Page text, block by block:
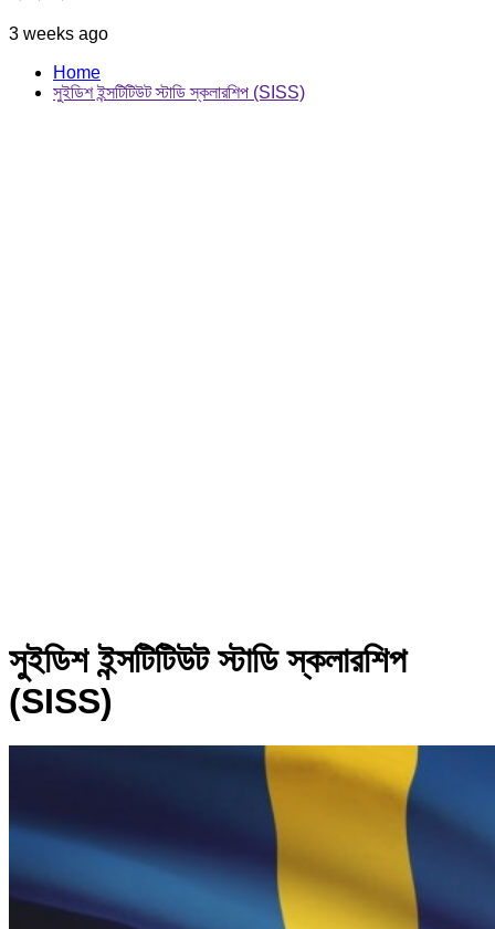
3 weeks ago
Home
সুইডিশ ইন্সটিটিউট স্টাডি স্কলারশিপ (SISS)
সুইডিশ ইন্সটিটিউট স্টাডি স্কলারশিপ
(SISS)